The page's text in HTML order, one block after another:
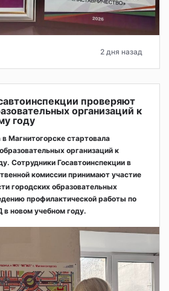
2 дня назад
проверяют
организаций к
году
Магнитогорске стартовала
организаций к
Сотрудники Госавтоинспекции в
комиссии принимают участие
городских образовательных
профилактической работы по
новом учебном году.